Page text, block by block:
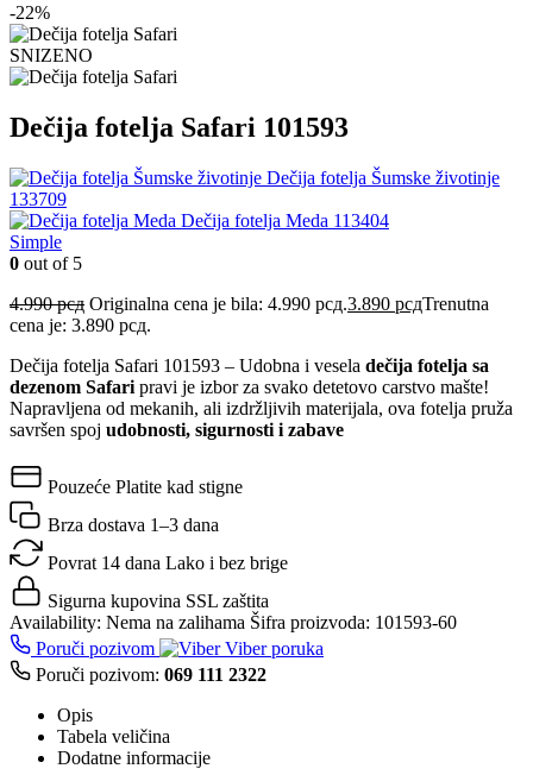
-22%
SNIZENO
Dečija fotelja Safari 101593
Dečija fotelja Šumske životinje
133709
Dečija fotelja Meda 113404
Simple
0 out of 5
4.990рсд Originalna cena je bila: 4.990 рсд.3.890 рсдTrenutna
cena je: 3.890 рсд.
Dečija fotelja Safari 101593 – Udobna i vesela dečija fotelja sa
dezenom Safari pravi je izbor za svako detetovo carstvo mašte!
Napravljena od mekanih, ali izdržljivih materijala, ova fotelja pruža
savršen spoj udobnosti, sigurnosti i zabave
Pouzeće Platite kad stigne
Brza dostava 1–3 dana
Povrat 14 dana Lako i bez brige
Sigurna kupovina SSL zaštita
Availability: Nema na zalihama Šifra proizvoda: 101593-60
Poruči pozivom
Viber poruka
Poruči pozivom: 069 111 2322
Opis
Tabela veličina
Dodatne informacije